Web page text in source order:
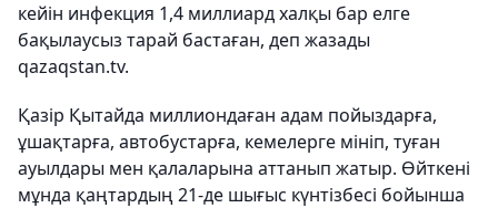
кейін инфекция 1,4 миллиард халқы бар елге
бақылаусыз тарай бастаған, деп жазады
qazaqstan.tv.
Қазір Қытайда миллиондаған адам пойыздарға,
ұшақтарға, автобустарға, кемелерге мініп, туған
ауылдары мен қалаларына аттанып жатыр. Өйткені
мұнда қаңтардың 21-де шығыс күнтізбесі бойынша